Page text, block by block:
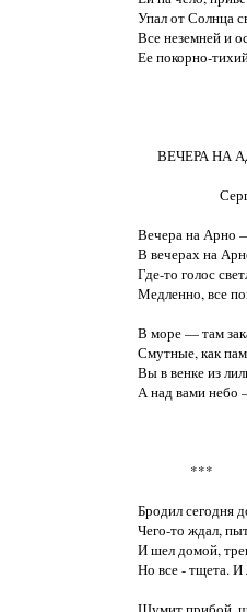
Упал от Солнца
Все неземней и
Ее покорно-
ВЕЧЕРА
Вечера на Арно
В вечерах на
Где-то голос
Медленно, все
В море — там
Смутные, как
Вы в венке из
А над вами небо
                ***
Бродил сегодня
Чего-то ждал,
И шел домой,
Но все - тщета. И